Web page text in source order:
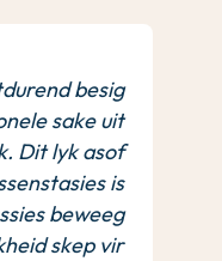
besig
sake uit
Dit lyk asof
is
beweeg
skep vir